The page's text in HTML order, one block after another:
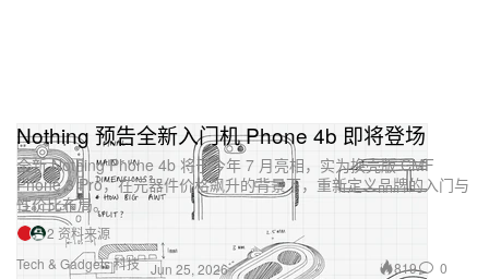
Tech & Gadgets 科技
Nothing 预告全新入门机 Phone 4b 即将登场
全新 Nothing Phone 4b 将于今年 7 月亮相，实为换壳版 CMF
Phone 3 Pro，在元器件价格飙升的背景下，重新定义品牌的入门与
性价比布局。
2 资料来源
Jun 25, 2026
819 0